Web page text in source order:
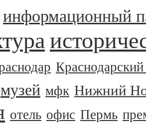
информационный
музей мфк Нижний
отель офис Пермь